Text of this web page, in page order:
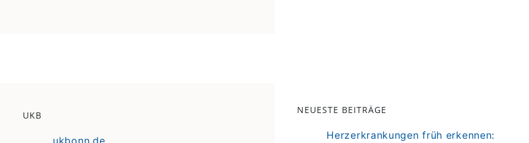
UKB
ukbonn.de
NEUESTE BEITRÄGE
Herzerkrankungen früh erkennen: